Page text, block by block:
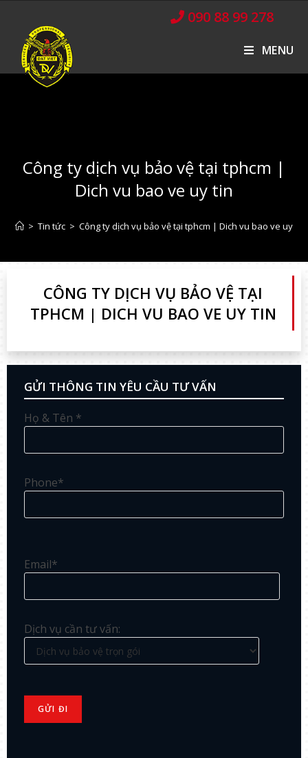
090 88 99 278
MENU
Công ty dịch vụ bảo vệ tại tphcm |
Dich vu bao ve uy tin
> Tin tức > Công ty dịch vụ bảo vệ tại tphcm | Dich vu bao ve uy tin
CÔNG TY DỊCH VỤ BẢO VỆ TẠI
TPHCM | DICH VU BAO VE UY TIN
GỬI THÔNG TIN YÊU CẦU TƯ VẤN
Họ & Tên *
Phone*
Email*
Dịch vụ cần tư vấn: